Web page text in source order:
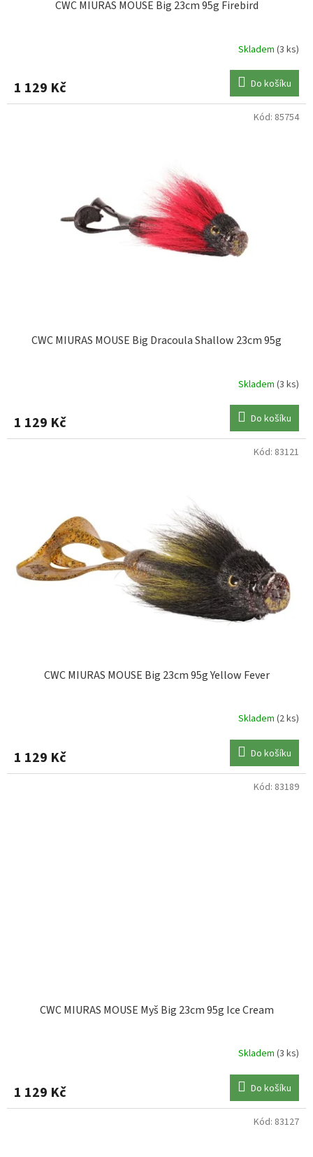
CWC MIURAS MOUSE Big 23cm 95g Firebird
Skladem (3 ks)
1 129 Kč Do košíku
CWC MIURAS MOUSE Big Dracoula Shallow 23cm 95g
Skladem (3 ks)
1 129 Kč Do košíku
Kód: 85754
CWC MIURAS MOUSE Big 23cm 95g Yellow Fever
Skladem (2 ks)
1 129 Kč Do košíku
Kód: 83121
CWC MIURAS MOUSE Myš Big 23cm 95g Ice Cream
Skladem (3 ks)
1 129 Kč Do košíku
Kód: 83189
Kód: 83127